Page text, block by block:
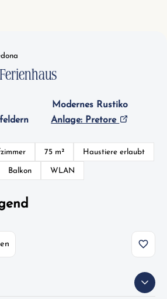
Modernes Rustiko
Anlage: Pretore
75 m² Haustiere erlaubt
Balkon WLAN